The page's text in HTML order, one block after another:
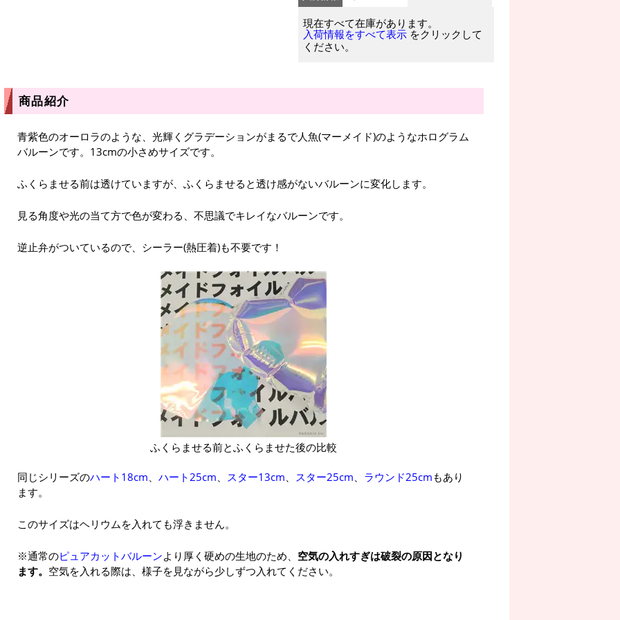
現在すべて在庫があります。
入荷情報をすべて表示 をクリックして
ください。
商品紹介
青紫色のオーロラのような、光輝くグラデーションがまるで人魚(マーメイド)のようなホログラム
バルーンです。13cmの小さめサイズです。
ふくらませる前は透けていますが、ふくらませると透け感がないバルーンに変化します。
見る角度や光の当て方で色が変わる、不思議でキレイなバルーンです。
逆止弁がついているので、シーラー(熱圧着)も不要です！
ふくらませる前とふくらませた後の比較
同じシリーズのハート18cm ハート25cm スター13cm スター25cm ラウンド25cmもあり
ます。
このサイズはヘリウムを入れても浮きません。
※通常のピュアカットバルーンより厚く硬めの生地のため、 空気の入れすぎは破裂の原因となり
ます。 空気を入れる際は、様子を見ながら少しずつ入れてください。